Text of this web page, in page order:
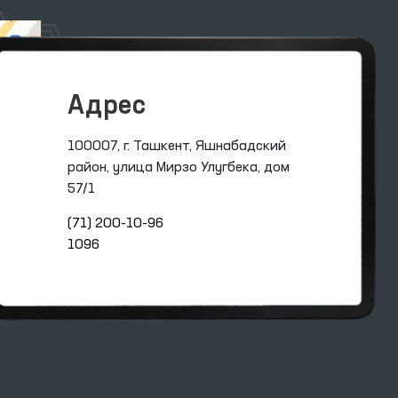
Адрес
100007, г. Ташкент, Яшнабадский
район, улица Мирзо Улугбека, дом
57/1
(71) 200-10-96
1096